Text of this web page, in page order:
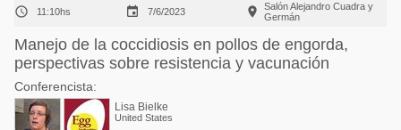
 11:10hs  7/6/2023 
Salón Alejandro Cuadra y
Germán
Manejo de la coccidiosis en pollos de engorda,
perspectivas sobre resistencia y vacunación
Conferencista:
Lisa Bielke
United States